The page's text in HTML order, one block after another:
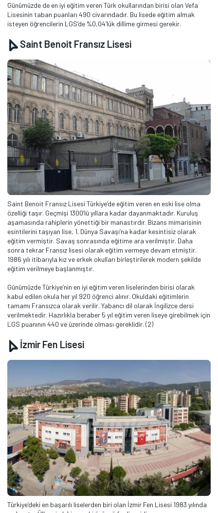
Günümüzde de en iyi eğitim veren Türk okullarından birisi olan Vefa
Lisesinin taban puanları 490 civarındadır. Bu lisede eğitim almak
isteyen öğrencilerin LGS’de %0,04’lük dillime girmesi gerekir.
Saint Benoit Fransız Lisesi
Saint Benoit Fransız Lisesi Türkiye’de eğitim veren en eski lise olma
özelliği taşır. Geçmişi 1300’lü yıllara kadar dayanmaktadır. Kuruluş
aşamasında rahiplerin yönettiği bir manastırdır. Bizans mimarisinin
esintilerini taşıyan lise, 1. Dünya Savaşı’na kadar kesintisiz olarak
eğitim vermiştir. Savaş sonrasında eğitime ara verilmiştir. Daha
sonra tekrar Fransız lisesi olarak eğitim vermeye devam etmiştir.
1986 yılı itibarıyla kız ve erkek okulları birleştirilerek modern şekilde
eğitim verilmeye başlanmıştır.
Günümüzde Türkiye’nin en iyi eğitim veren liselerinden birisi olarak
kabul edilen okula her yıl 920 öğrenci alınır. Okuldaki eğitimlerin
tamamı Fransızca olarak verilir. Yabancı dil olarak İngilizce dersi
verilmektedir. Hazırlıkla beraber 5 yıl eğitim veren liseye girebilmek için
LGS puanının 440 ve üzerinde olması gereklidir. (2)
İzmir Fen Lisesi
Türkiye’deki en başarılı liselerden biri olan İzmir Fen Lisesi 1983 yılında